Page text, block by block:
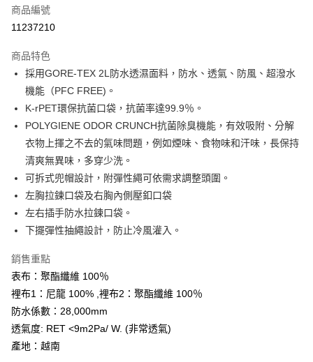
Apple Pay
悠遊付
Google Pay
全盈+PAY
AFTEE先享後付
相關說明
【關於「AFTEE先享後付」】
AFTEE先享後付是「在收到商品之後才付款」的支付方式。 讓您購物簡單
便利好安心！
１．簡單：不需註冊會員、不需綁卡、不需儲值。
３．安心：先確認商品／服務後，再付款。
【「AFTEE先享後付」結帳流程】
１．於結帳方式選擇「AFTEE先享後付」後，將跳轉至「AFTEE先享後付」
２．訂單成立數日內，您將收到繳費通知簡訊。
３．收到繳費通知簡訊後14天內，點擊此簡訊中的連結，可透過四大超商／
ATM／網路銀行／等多元方式進行付款，方視為交易完成。
※ 請注意：結帳手續完成當下不需立刻繳費，但若您需要取消訂單，請聯絡
購買商品的店家。未經商家同意取消之訂單仍視為有效，需透過AFTEE先享
ATM付款
運送方式
每筆NT$60，滿NT$599(含以上)免運費
付款後全家取貨
萊爾富取貨付款
每筆NT$60，滿NT$799(含以上)免運費
商品編號
11237210
商品特色
採用GORE-TEX 2L防水透濕面料，防水、透氣、防風、超潑水
機能（PFC FREE)。
K-rPET環保抗菌口袋，抗菌率達99.9％。
POLYGIENE ODOR CRUNCH抗菌除臭機能，有效吸附、分解
衣物上揮之不去的氣味問題，例如煙味、食物味和汗味，長保持
清爽無異味，多穿少洗。
可拆式兜帽設計，附彈性繩可依需求調整頭圍。
左胸拉鍊口袋及右胸內側壓釦口袋
左右插手防水拉鍊口袋。
下擺彈性抽繩設計，防止冷風灌入。
銷售重點
表布：聚酯纖維 100％
裡布1：尼龍 100% ,裡布2：聚酯纖維 100％
防水係數：28,000mm
透氣度: RET <9m2Pa/ W. (非常透氣)
產地：越南